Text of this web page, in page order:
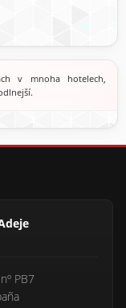
v mnoha hotelech,
PB7